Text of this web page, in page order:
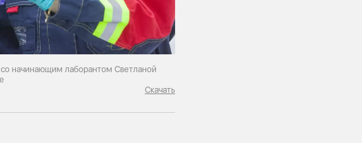
начинающим лаборантом Светланой
Скачать